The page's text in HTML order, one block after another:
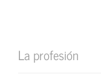
La profesión